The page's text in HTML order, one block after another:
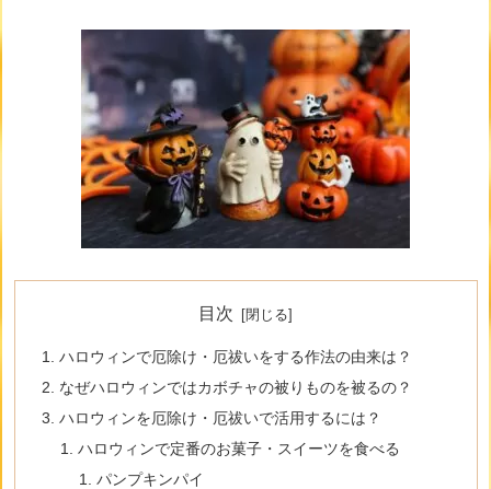
目次
ハロウィンで厄除け・厄祓いをする作法の由来は？
なぜハロウィンではカボチャの被りものを被るの？
ハロウィンを厄除け・厄祓いで活用するには？
ハロウィンで定番のお菓子・スイーツを食べる
パンプキンパイ